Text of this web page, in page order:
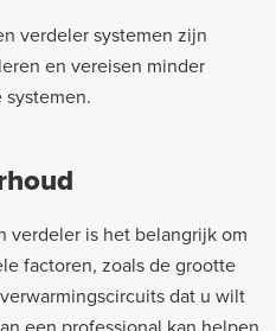
verdeler systemen zijn
en vereisen minder
verdeler is het belangrijk om
factoren, zoals de grootte
dat u wilt